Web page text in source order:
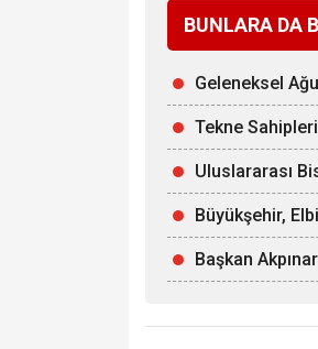
BUNLARA DA
Geleneksel
Tekne
Uluslararası
Büyükşehir,
Başkan